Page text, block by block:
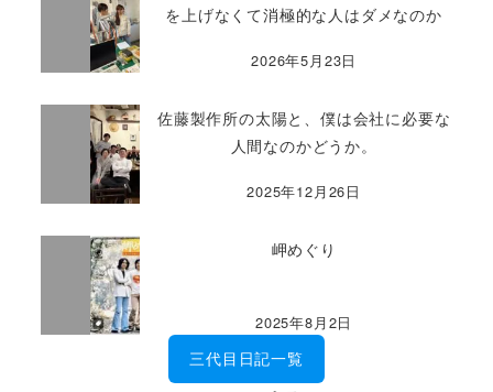
を上げなくて消極的な人はダメなのか
2026年5月23日
佐藤製作所の太陽と、僕は会社に必要な
人間なのかどうか。
2025年12月26日
岬めぐり
2025年8月2日
三代目日記一覧